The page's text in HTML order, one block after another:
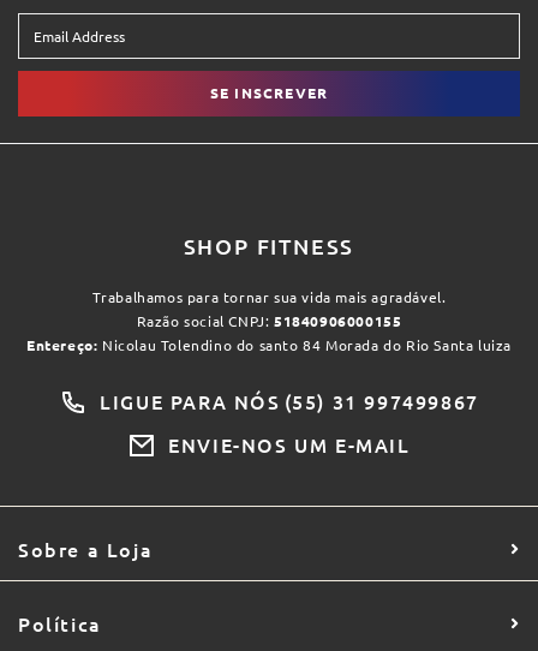
SE INSCREVER
SHOP FITNESS
Trabalhamos para tornar sua vida mais agradável.
Razão social CNPJ: 51840906000155
Entereço: Nicolau Tolendino do santo 84 Morada do Rio Santa luiza
LIGUE PARA NÓS (55) 31 997499867
ENVIE-NOS UM E-MAIL
Sobre a Loja
Política